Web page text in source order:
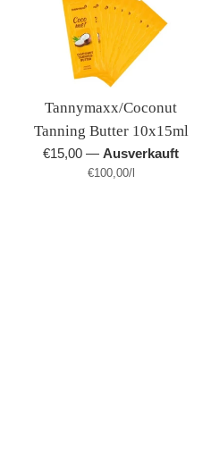
Tannymaxx/Coconut
Tanning Butter 10x15ml
Normaler
€15,00 — Ausverkauft
Stückpreis
€100,00/pro
l